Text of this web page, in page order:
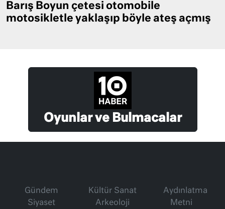
Barış Boyun çetesi otomobile
motosikletle yaklaşıp böyle ateş açmış
Oyunlar ve Bulmacalar
Gündem
Siyaset
Kültür Sanat
Arkeoloji
Aydınlatma
Metni